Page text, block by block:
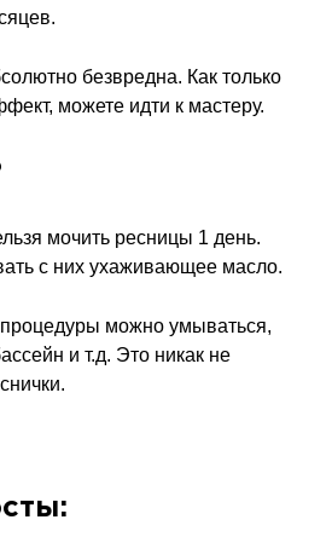
безвредна. Как только
можете идти к мастеру.
мочить ресницы 1 день.
с них ухаживающее масло.
можно умываться,
и т.д. Это никак не